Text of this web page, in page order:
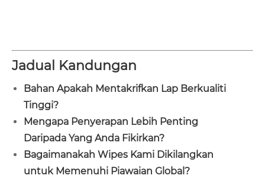
Jadual Kandungan
Bahan Apakah Mentakrifkan Lap Berkualiti
Tinggi?
Mengapa Penyerapan Lebih Penting
Daripada Yang Anda Fikirkan?
Bagaimanakah Wipes Kami Dikilangkan
untuk Memenuhi Piawaian Global?